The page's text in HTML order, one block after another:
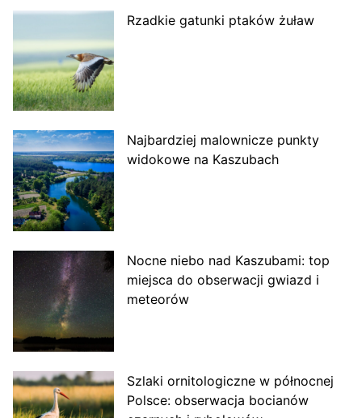
Rzadkie gatunki ptaków żuław
Najbardziej malownicze punkty
widokowe na Kaszubach
Nocne niebo nad Kaszubami: top
miejsca do obserwacji gwiazd i
meteorów
Szlaki ornitologiczne w północnej
Polsce: obserwacja bocianów